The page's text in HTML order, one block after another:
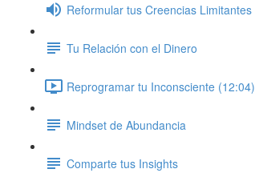
Reformular tus Creencias Limitantes
Tu Relación con el Dinero
Reprogramar tu Inconsciente (12:04)
Mindset de Abundancia
Comparte tus Insights